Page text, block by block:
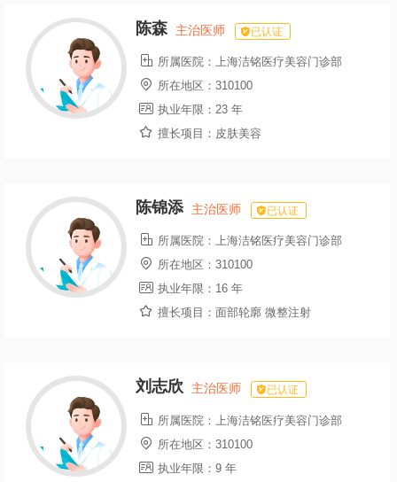
陈森 主治医师 已认证
 所属医院： 上海洁铭医疗美容门诊部
 所在地区： 310100
 执业年限： 23 年
 擅长项目： 皮肤美容
陈锦添 主治医师 已认证
 所属医院： 上海洁铭医疗美容门诊部
 所在地区： 310100
 执业年限： 16 年
 擅长项目： 面部轮廓 微整注射
刘志欣 主治医师 已认证
 所属医院： 上海洁铭医疗美容门诊部
 所在地区： 310100
 执业年限： 9 年